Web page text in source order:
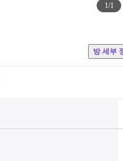
1/1
방 세부